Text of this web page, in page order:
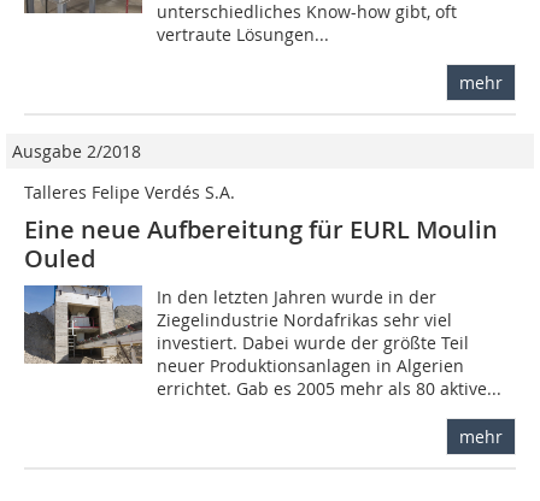
unterschiedliches Know-how gibt, oft
vertraute Lösungen...
mehr
Ausgabe 2/2018
Talleres Felipe Verdés S.A.
Eine neue Aufbereitung für EURL Moulin
Ouled
In den letzten Jahren wurde in der
Ziegelindustrie Nordafrikas sehr viel
investiert. Dabei wurde der größte Teil
neuer Produktionsanlagen in Algerien
errichtet. Gab es 2005 mehr als 80 aktive...
mehr